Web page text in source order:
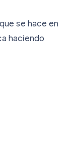
se hace en
haciendo